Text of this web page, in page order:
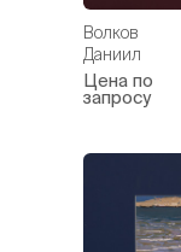
Волков
Даниил
Цена по
запросу